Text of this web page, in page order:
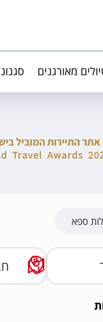
מאורגנים
ספא